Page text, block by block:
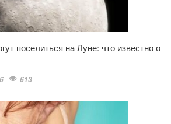
поселиться на Луне: что известно о
613